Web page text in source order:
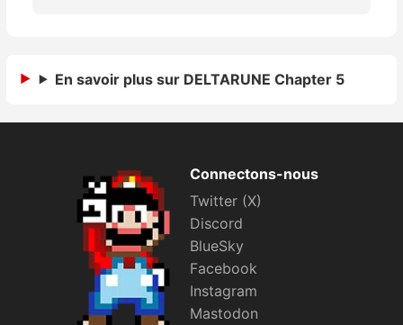
Sorties de jeux
Bons plans
Guides
En savoir plus sur DELTARUNE Chapter 5
Connectons-nous
Twitter (X)
Discord
BlueSky
Facebook
Instagram
Mastodon